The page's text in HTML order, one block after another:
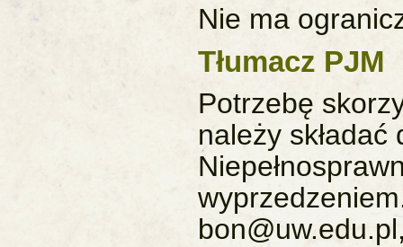
Nie ma
Tłumacz PJM
Potrzebę
należy